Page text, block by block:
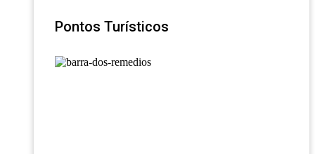
Pontos Turísticos